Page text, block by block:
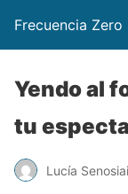
Frecuencia Zero
Yendo al
tu
Lucía